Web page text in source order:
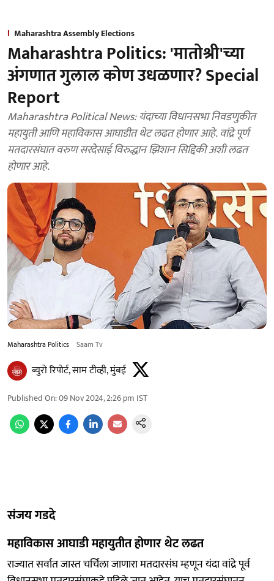
Maharashtra Assembly Elections
Maharashtra Politics: 'मातोश्री'च्या
अंगणात गुलाल कोण उधळणार? Special
Report
Maharashtra Political News: यंदाच्या विधानसभा निवडणुकीत
महायुती आणि महाविकास आघाडीत थेट लढत होणार आहे. वांद्रे पूर्ण
मतदारसंघात वरुण सरदेसाई विरुद्धान झिशान सिद्दिकी अशी लढत
होणार आहे.
Maharashtra Politics Saam Tv
ब्युरो रिपोर्ट, साम टीव्ही, मुंबई
Published On:09 Nov 2024, 2:26 pm IST
संजय गडदे
महाविकास आघाडी महायुतीत होणार थेट लढत
राज्यात सर्वात जास्त चर्चिला जाणारा मतदारसंघ म्हणून यंदा वांद्रे पूर्व